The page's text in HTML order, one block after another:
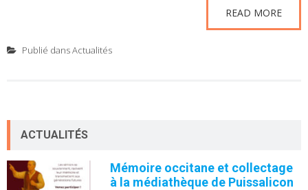
READ MORE
Publié dansActualités
ACTUALITÉS
Mémoire occitane et collectage
à la médiathèque de Puissalicon